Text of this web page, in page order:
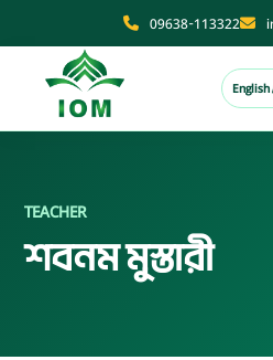
09638-113322
English
TEACHER
শবনম মুস্তারী